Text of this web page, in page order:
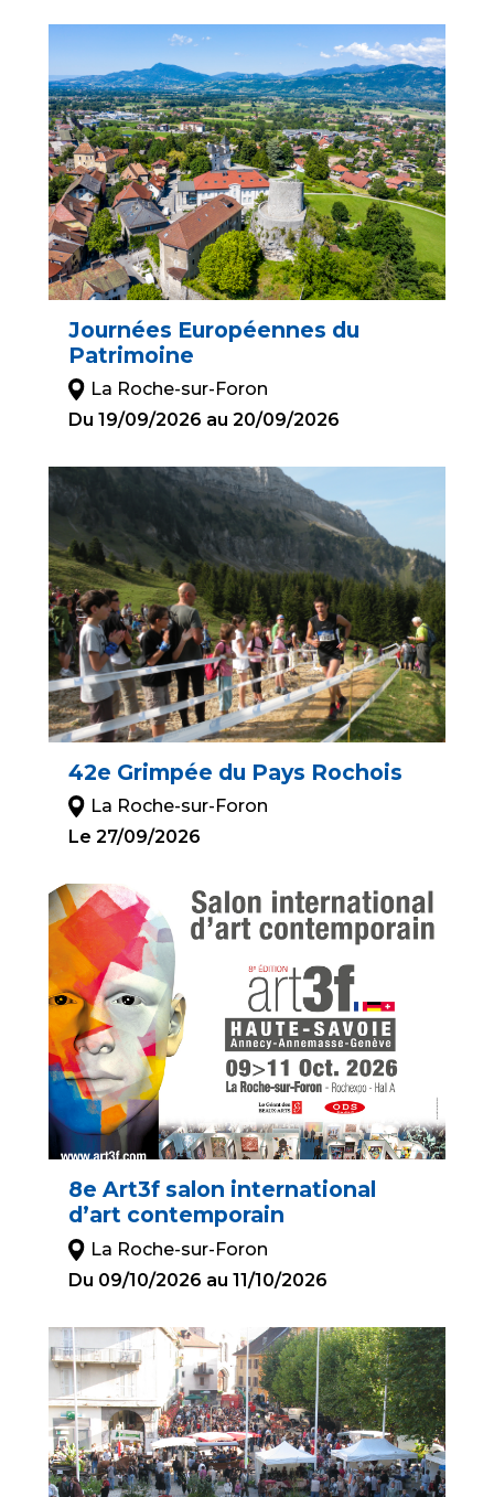
Journées Européennes du
Patrimoine
La Roche-sur-Foron
Du 19/09/2026 au 20/09/2026
42e Grimpée du Pays Rochois
La Roche-sur-Foron
Le 27/09/2026
8e Art3f salon international
d’art contemporain
La Roche-sur-Foron
Du 09/10/2026 au 11/10/2026